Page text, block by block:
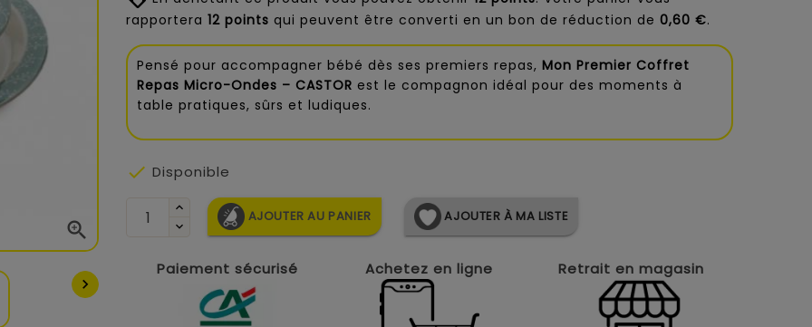


rapportera 12 points qui peuvent être converti en un bon de réduction de 0,60 €.
Pensé pour accompagner bébé dès ses premiers repas, Mon Premier Coffret
Repas Micro-Ondes – CASTOR est le compagnon idéal pour des moments à
table pratiques, sûrs et ludiques.
 Disponible
AJOUTER AU PANIER AJOUTER À MA LISTE
Paiement sécurisé Achetez en ligne Retrait en magasin